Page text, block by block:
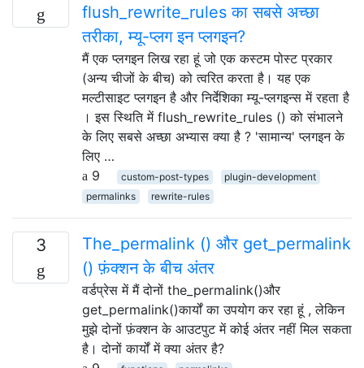
flush_rewrite_rules का सबसे अच्छा
तरीका, म्यू-प्लग इन प्लगइन?
मैं एक प्लगइन लिख रहा हूं जो एक कस्टम पोस्ट प्रकार
(अन्य चीजों के बीच) को त्वरित करता है। यह एक
मल्टीसाइट प्लगइन है और निर्देशिका म्यू-प्लगइन्स में रहता है
। इस स्थिति में flush_rewrite_rules () को संभालने
के लिए सबसे अच्छा अभ्यास क्या है ? 'सामान्य' प्लगइन के
लिए …
9
custom-post-types
plugin-development
permalinks
rewrite-rules
3
The_permalink () और get_permalink
() फ़ंक्शन के बीच अंतर
वर्डप्रेस में मैं दोनों the_permalink()और
get_permalink()कार्यों का उपयोग कर रहा हूं , लेकिन
मुझे दोनों फ़ंक्शन के आउटपुट में कोई अंतर नहीं मिल सकता
है। दोनों कार्यों में क्या अंतर है?